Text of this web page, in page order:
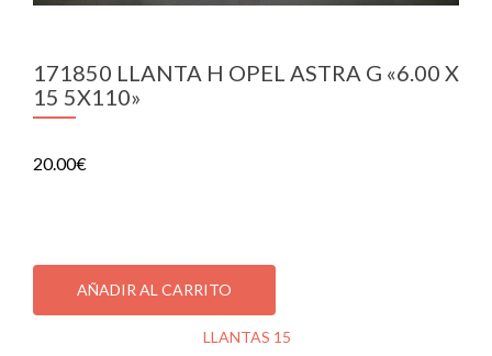
171850 LLANTA H OPEL ASTRA G «6.00 X
15 5X110»
20.00€
171850
LLANTAAÑADIR AL CARRITO
LLANTAS 15